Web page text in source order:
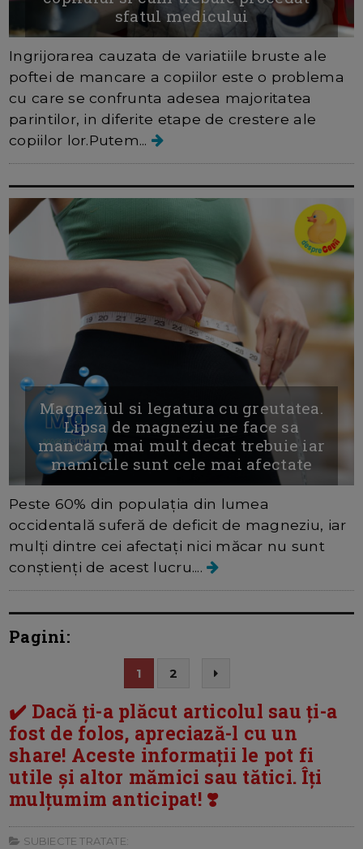
sfatul medicului
Ingrijorarea cauzata de variatiile bruste ale
poftei de mancare a copiilor este o problema
cu care se confrunta adesea majoritatea
parintilor, in diferite etape de crestere ale
copiilor lor.Putem...
Magneziul si legatura cu greutatea.
Lipsa de magneziu ne face sa
mancam mai mult decat trebuie iar
mamicile sunt cele mai afectate
Peste 60% din populația din lumea
occidentală suferă de deficit de magneziu, iar
mulți dintre cei afectați nici măcar nu sunt
conștienți de acest lucru....
Pagini:
1 2
✔️ Dacă ți-a plăcut articolul sau ți-a
fost de folos, apreciază-l cu un
share! Aceste informații le pot fi
utile și altor mămici sau tătici. Îți
mulțumim anticipat! ❣️
SUBIECTE TRATATE: